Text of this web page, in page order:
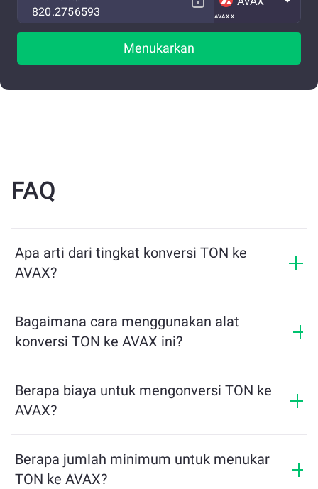
AVAX X
Menukarkan
FAQ
Apa arti dari tingkat konversi TON ke
AVAX?
yang akan Anda terima sebagai pertukaran untuk TON.
Tingkat ini berfluktuasi berdasarkan kondisi pasar,
Bagaimana cara menggunakan alat
konversi TON ke AVAX ini?
tukarkan, dan alat ini akan menghitung jumlah
estimasi AVAX yang akan Anda terima. Lalu, ikuti
Berapa biaya untuk mengonversi TON ke
AVAX?
likuiditas, dan kondisi pasar. ChangeNOW
menawarkan tarif kompetitif tanpa biaya tersembunyi,
Berapa jumlah minimum untuk menukar
TON ke AVAX?